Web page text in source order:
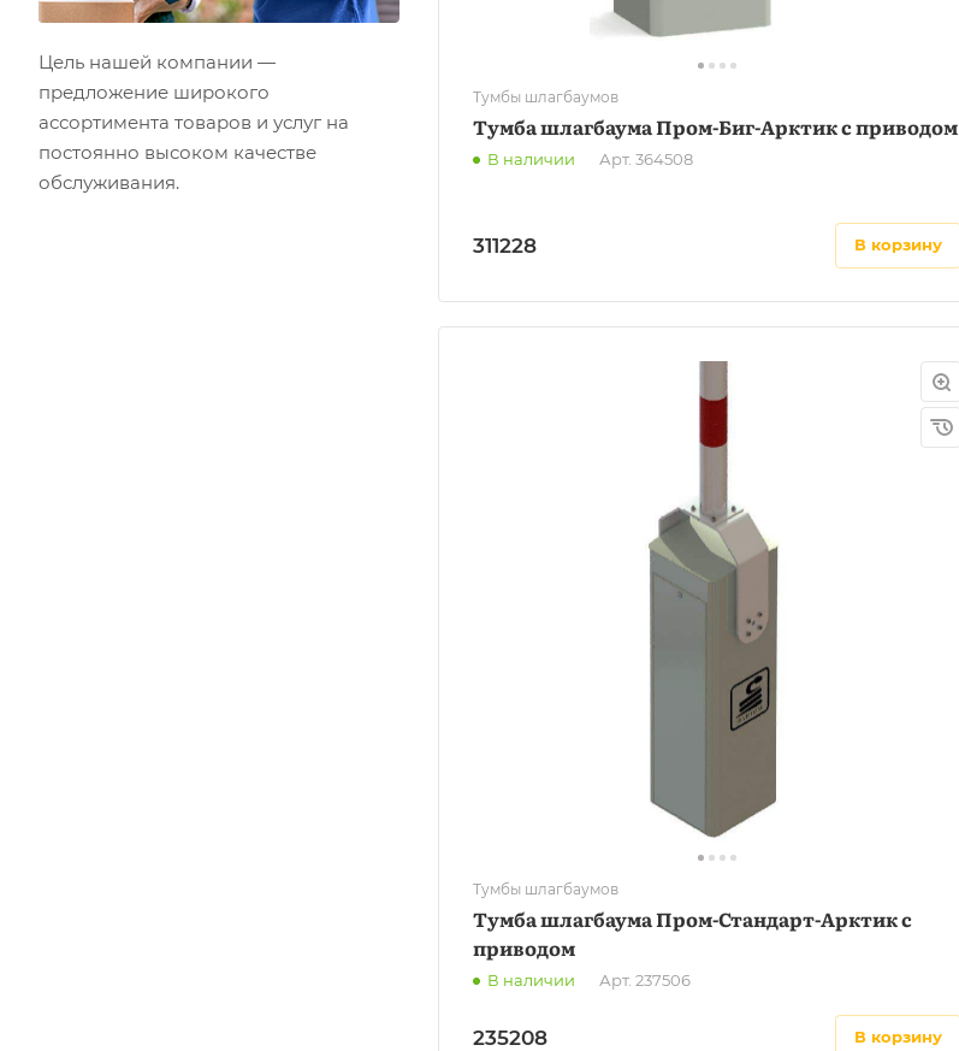
Тумбы шлагбаумов
Тумба шлагбаума Пром-Биг-Арктик с приводом
В наличии Арт. 364508
311228 в корзину
Тумбы шлагбаумов
Тумба шлагбаума Пром-Стандарт-Арктик с
приводом
В наличии Арт. 237506
235208 в корзину
Цель нашей компании —
предложение широкого
ассортимента товаров и услуг на
постоянно высоком качестве
обслуживания.